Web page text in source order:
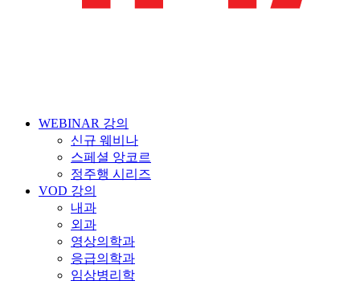
WEBINAR 강의
신규 웨비나
스페셜 앙코르
정주행 시리즈
VOD 강의
내과
외과
영상의학과
응급의학과
임상병리학